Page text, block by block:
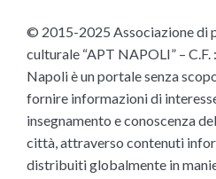
© 2015-2025 Associazione di
culturale “APT NAPOLI” –
Napoli è un portale senza
fornire informazioni di
insegnamento e conoscenza
città, attraverso contenuti
distribuiti globalmente in